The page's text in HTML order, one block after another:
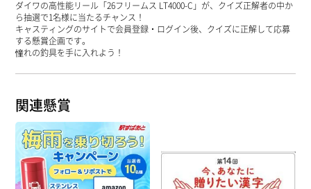
ダイワの高性能リール「26フリームス LT4000-C」が、クイズ正解者の中か
ら抽選で1名様に当たるチャンス！
キャスティングのサイトで会員登録・ログイン後、クイズに正解して応募
する懸賞企画です。
憧れの釣具を手に入れよう！
関連懸賞